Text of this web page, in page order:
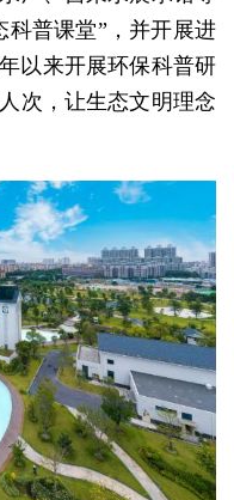
科普课堂”，并开展进
以来开展环保科普研
次，让生态文明理念